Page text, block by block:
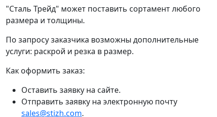
"Сталь Трейд" может поставить сортамент любого
размера и толщины.
По запросу заказчика возможны дополнительные
услуги: раскрой и резка в размер.
Как оформить заказ:
Оставить заявку на сайте.
Отправить заявку на электронную почту
sales@stizh.com.